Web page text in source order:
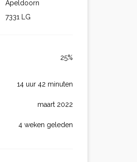
Apeldoorn
7331 LG
25%
14 uur 42 minuten
maart 2022
4 weken geleden